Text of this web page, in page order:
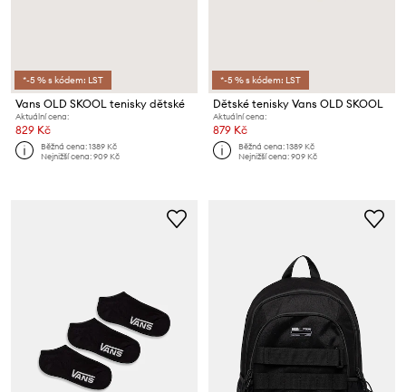
*-5 % s kódem: LST
Vans OLD SKOOL tenisky dětské
Aktuální cena:
829 Kč
Běžná cena:1389 Kč
Nejnižší cena:909 Kč
*-5 % s kódem: LST
Dětské tenisky Vans OLD SKOOL
Aktuální cena:
879 Kč
Běžná cena:1389 Kč
Nejnižší cena:909 Kč